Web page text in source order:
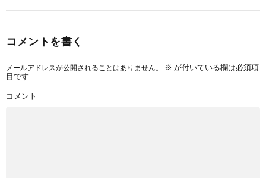
コメントを書く
メールアドレスが公開されることはありません。 ※ が付いている欄は必須項
目です
コメント